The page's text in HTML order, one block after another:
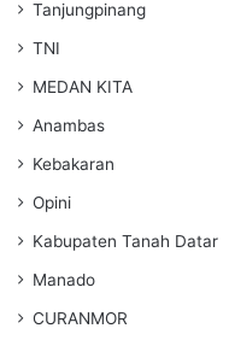
Tanjungpinang
TNI
MEDAN KITA
Anambas
Kebakaran
Opini
Kabupaten Tanah Datar
Manado
CURANMOR